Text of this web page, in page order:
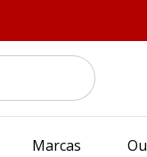
Marcas